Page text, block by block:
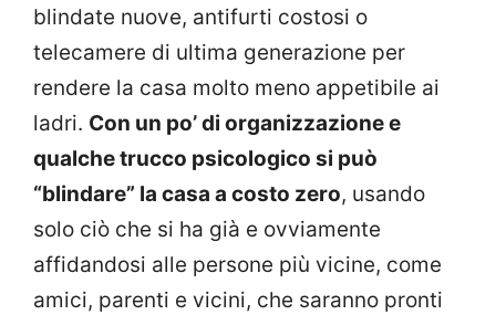
blindate nuove, antifurti costosi o
telecamere di ultima generazione per
rendere la casa molto meno appetibile ai
ladri. Con un po’ di organizzazione e
qualche trucco psicologico si può
“blindare” la casa a costo zero, usando
solo ciò che si ha già e ovviamente
affidandosi alle persone più vicine, come
amici, parenti e vicini, che saranno pronti